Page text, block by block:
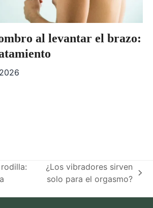
al levantar el brazo:
next
¿Los vibradores sirven
solo para el orgasmo?